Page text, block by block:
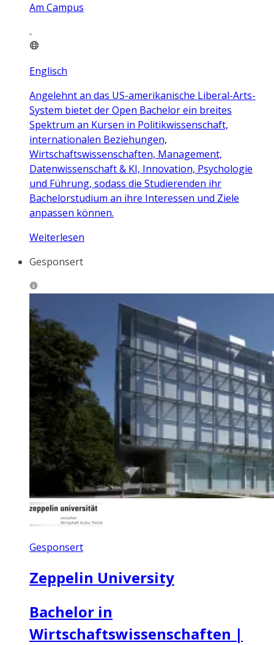
Am Campus
Englisch
Angelehnt an das US-amerikanische Liberal-Arts-
System bietet der Open Bachelor ein breites
Spektrum an Kursen in Politikwissenschaft,
internationalen Beziehungen,
Wirtschaftswissenschaften, Management,
Datenwissenschaft & KI, Innovation, Psychologie
und Führung, sodass die Studierenden ihr
Bachelorstudium an ihre Interessen und Ziele
anpassen können.
Weiterlesen
Gesponsert
Gesponsert
Zeppelin University
Bachelor in
Wirtschaftswissenschaften |